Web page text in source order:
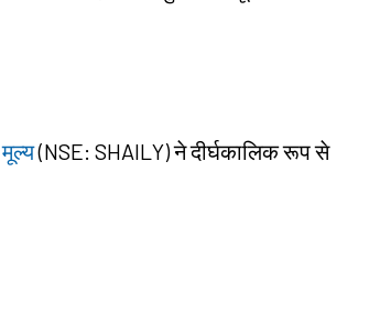
(NSE: SHAILY) ने दीर्घकालिक रूप से